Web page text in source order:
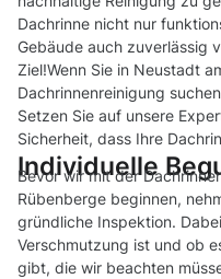
Dachrinne nicht nur
Gebäude auch zuverlässig
Ziel!Wenn Sie in Neustadt
Dachrinnenreinigung
Setzen Sie auf unsere
Sicherheit, dass Ihre
Individuelle
Bevor wir mit der
Rübenberge beginnen,
gründliche Inspektion.
Verschmutzung ist und ob
gibt, die wir beachten